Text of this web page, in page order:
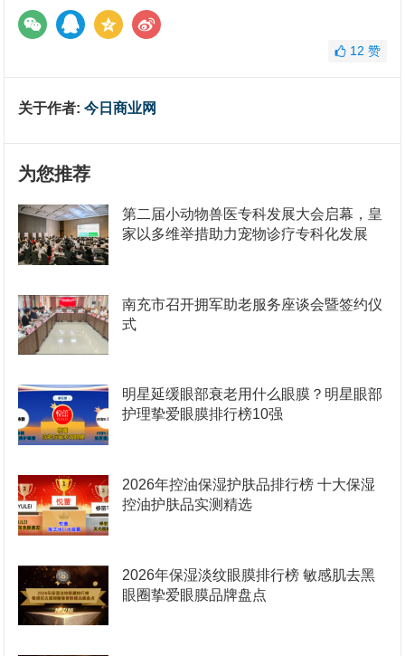
12 赞
关于作者:今日商业网
为您推荐
第二届小动物兽医专科发展大会启幕，皇
家以多维举措助力宠物诊疗专科化发展
南充市召开拥军助老服务座谈会暨签约仪
式
明星延缓眼部衰老用什么眼膜？明星眼部
护理挚爱眼膜排行榜10强
2026年控油保湿护肤品排行榜 十大保湿
控油护肤品实测精选
2026年保湿淡纹眼膜排行榜 敏感肌去黑
眼圈挚爱眼膜品牌盘点